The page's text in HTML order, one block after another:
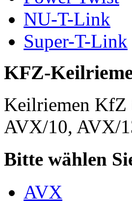
NU-T-Link
Super-T-Link
KFZ-
Keilriemen KfZ
AVX/10, AVX/
Bitte wählen
AVX